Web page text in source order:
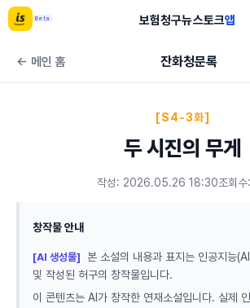
Beta 보험청구뉴스토크앱
← 메인 홈 잔화청문록
[S4-3화]
두 시진의 무게
작성: 2026.05.26 18:30조회
창작물 안내
[AI 생성물]
본 소설의 내용과 표지는 인공지능
및 작성된 허구의 창작물입니다.
이 콘텐츠는 AI가 창작한 연재소설입니다. 실제